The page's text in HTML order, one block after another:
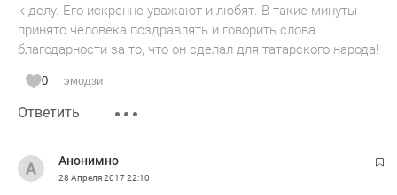
к делу. Его искренне уважают и любят. В такие минуты
принято человека поздравлять и говорить слова
благодарности за то, что он сделал для татарского народа!
0 эмодзи
Ответить
Анонимно
28 Апреля 201722:10